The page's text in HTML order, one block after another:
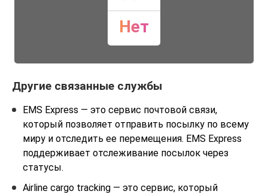
Нет
Другие связанные службы
EMS Express — это сервис почтовой связи,
который позволяет отправить посылку по всему
миру и отследить ее перемещения. EMS Express
поддерживает отслеживание посылок через
статусы.
Airline cargo tracking — это сервис, который